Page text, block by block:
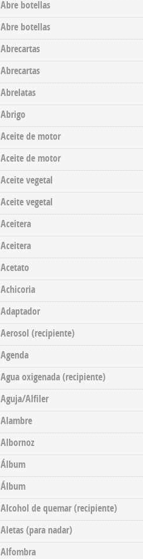
Abre botellas
Abre botellas
Abrecartas
Abrecartas
Abrelatas
Abrigo
Aceite de motor
Aceite de motor
Aceite vegetal
Aceite vegetal
Aceitera
Aceitera
Acetato
Achicoria
Adaptador
Aerosol (recipiente)
Agenda
Agua oxigenada (recipiente)
Aguja/Alfiler
Alambre
Albornoz
Álbum
Álbum
Alcohol de quemar (recipiente)
Aletas (para nadar)
Alfombra